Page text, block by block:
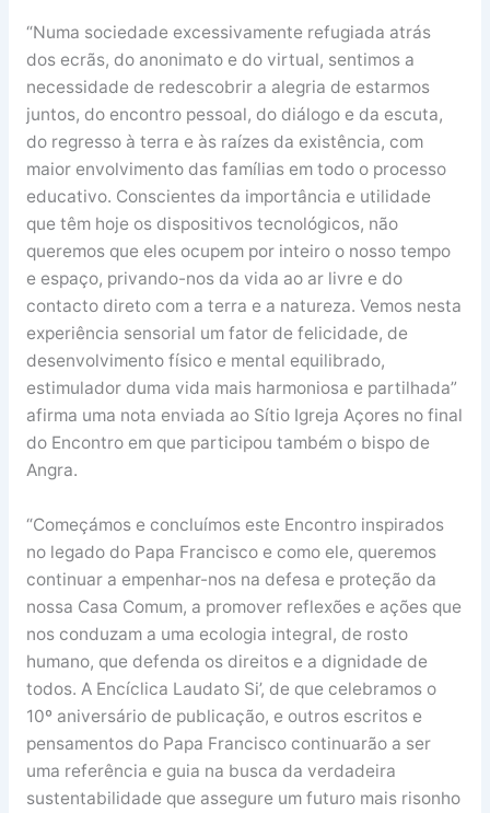
“Numa sociedade excessivamente refugiada atrás
dos ecrãs, do anonimato e do virtual, sentimos a
necessidade de redescobrir a alegria de estarmos
juntos, do encontro pessoal, do diálogo e da escuta,
do regresso à terra e às raízes da existência, com
maior envolvimento das famílias em todo o processo
educativo. Conscientes da importância e utilidade
que têm hoje os dispositivos tecnológicos, não
queremos que eles ocupem por inteiro o nosso tempo
e espaço, privando-nos da vida ao ar livre e do
contacto direto com a terra e a natureza. Vemos nesta
experiência sensorial um fator de felicidade, de
desenvolvimento físico e mental equilibrado,
estimulador duma vida mais harmoniosa e partilhada”
afirma uma nota enviada ao Sítio Igreja Açores no final
do Encontro em que participou também o bispo de
Angra.
“Começámos e concluímos este Encontro inspirados
no legado do Papa Francisco e como ele, queremos
continuar a empenhar-nos na defesa e proteção da
nossa Casa Comum, a promover reflexões e ações que
nos conduzam a uma ecologia integral, de rosto
humano, que defenda os direitos e a dignidade de
todos. A Encíclica Laudato Si’, de que celebramos o
10º aniversário de publicação, e outros escritos e
pensamentos do Papa Francisco continuarão a ser
uma referência e guia na busca da verdadeira
sustentabilidade que assegure um futuro mais risonho